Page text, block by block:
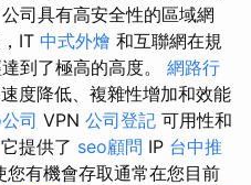
司具有高安全性的區域網
IT 中式外燴 和互聯網在規
到了極高的高度。 網路行
度降低、複雜性增加和效能
司 VPN 公司登記 可用性和
它提供了 seo顧問 IP 台中推
您有機會存取通常在您目前